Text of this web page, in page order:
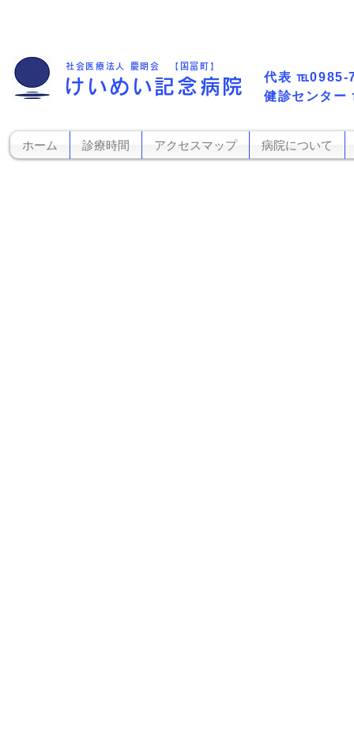
​健診センター
社会医療法人 慶明会 【国富町】
けいめい記念病院 代表​ ℡0985-
ホーム 診療時間 アクセスマップ 病院について